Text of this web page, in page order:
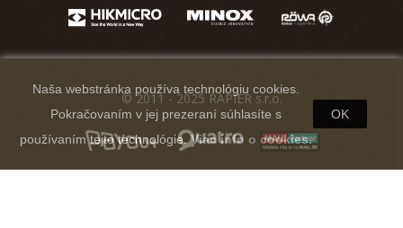
Naša webstránka používa technológiu cookies.
Pokračovaním v jej prezeraní súhlasíte s
používaním tejto technológie.Viac info o cookies.
OK
© 2011 - 2025 RAPIER s.r.o.